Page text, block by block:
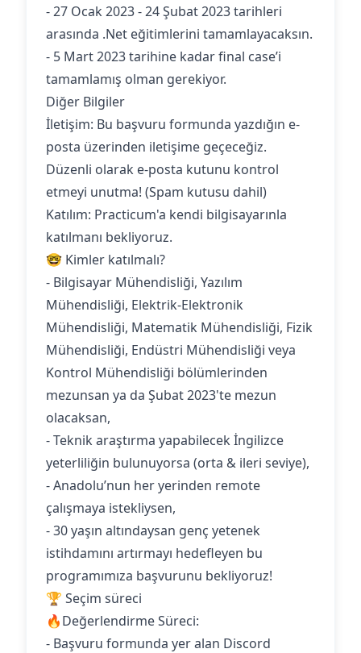
- 27 Ocak 2023 - 24 Şubat 2023 tarihleri
arasında .Net eğitimlerini tamamlayacaksın.
- 5 Mart 2023 tarihine kadar final case’i
tamamlamış olman gerekiyor.
Diğer Bilgiler
İletişim: Bu başvuru formunda yazdığın e-
posta üzerinden iletişime geçeceğiz.
Düzenli olarak e-posta kutunu kontrol
etmeyi unutma! (Spam kutusu dahil)
Katılım: Practicum'a kendi bilgisayarınla
katılmanı bekliyoruz.
🤓 Kimler katılmalı?
- Bilgisayar Mühendisliği, Yazılım
Mühendisliği, Elektrik-Elektronik
Mühendisliği, Matematik Mühendisliği, Fizik
Mühendisliği, Endüstri Mühendisliği veya
Kontrol Mühendisliği bölümlerinden
mezunsan ya da Şubat 2023'te mezun
olacaksan,
- Teknik araştırma yapabilecek İngilizce
yeterliliğin bulunuyorsa (orta & ileri seviye),
- Anadolu’nun her yerinden remote
çalışmaya istekliysen,
- 30 yaşın altındaysan genç yetenek
istihdamını artırmayı hedefleyen bu
programımıza başvurunu bekliyoruz!
🏆 Seçim süreci
🔥Değerlendirme Süreci:
- Başvuru formunda yer alan Discord